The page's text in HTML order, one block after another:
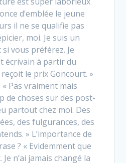
d’emblée le jeune
il ne se qualifie pas
moi. Je suis un
vous préférez. Je
écrivain à partir du
le prix Goncourt. »
Pas vraiment mais
de choses sur des post-
partout chez moi. Des
des fulgurances, des
» L’importance de
? « Evidemment que
n’ai jamais changé la